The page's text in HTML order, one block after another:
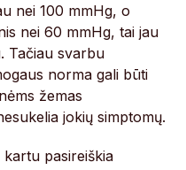
nei 100 mmHg, o
nei 60 mmHg, tai jau
Tačiau svarbu
norma gali būti
žemas
jokių simptomų.
pasireiškia